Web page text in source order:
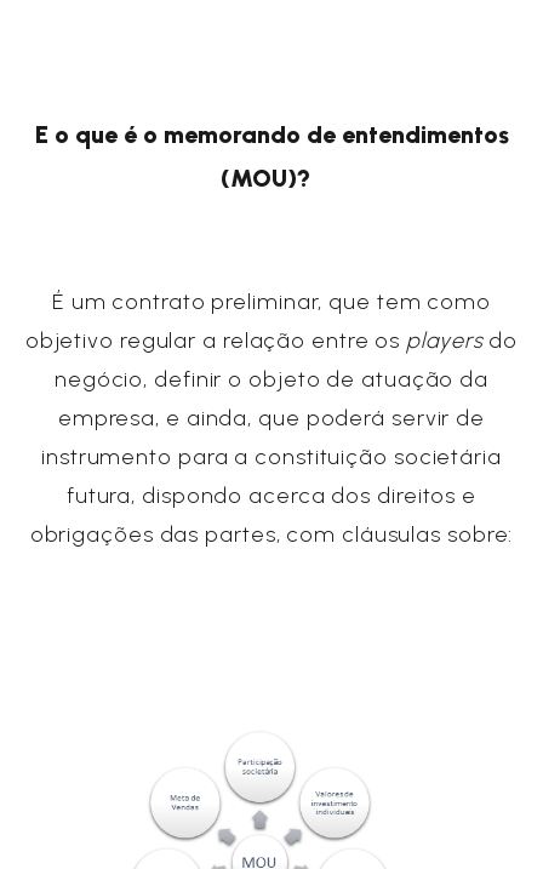
E o que é o memorando de entendimentos
(MOU)?
É um contrato preliminar, que tem como
objetivo regular a relação entre os playersdo
negócio, definir o objeto de atuação da
empresa, e ainda, que poderá servir de
instrumento para a constituição societária
futura, dispondo acerca dos direitos e
obrigações das partes, com cláusulas sobre: